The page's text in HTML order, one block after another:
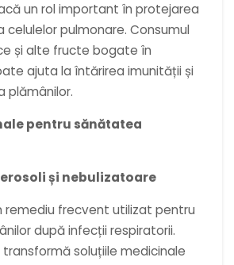
un rol important în protejarea
celulelor pulmonare. Consumul
și alte fructe bogate în
ajuta la întărirea imunității și
plămânilor.
pentru sănătatea
și nebulizatoare
remediu frecvent utilizat pentru
după infecții respiratorii.
soluțiile medicinale